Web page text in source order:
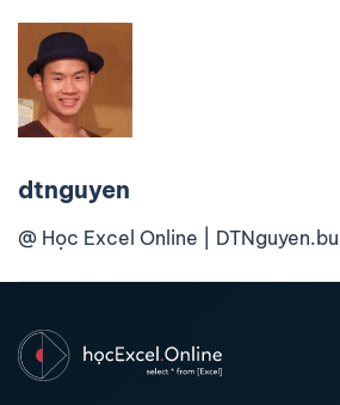
dtnguyen
@ Học Excel Online |